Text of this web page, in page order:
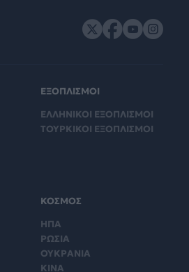
ΕΞΟΠΛΙΣΜΟΙ
ΕΛΛΗΝΙΚΟΙ ΕΞΟΠΛΙΣΜΟΙ
ΤΟΥΡΚΙΚΟΙ ΕΞΟΠΛΙΣΜΟΙ
ΚΟΣΜΟΣ
ΗΠΑ
ΡΩΣΙΑ
ΟΥΚΡΑΝΙΑ
ΚΙΝΑ